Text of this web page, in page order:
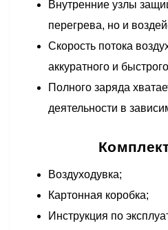
Внутренние узлы
перегрева, но и
Скорость потока
аккуратного и
Полного заряда
деятельности в
Воздуходувка;
Картонная коробка;
Инструкция по